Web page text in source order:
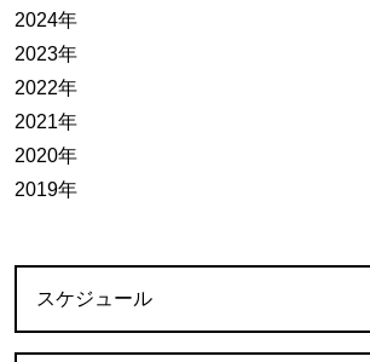
2024年
2023年
2022年
2021年
2020年
2019年
スケジュール